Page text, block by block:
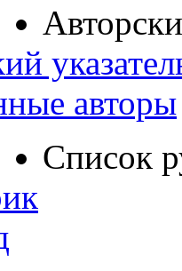
авторы
Список